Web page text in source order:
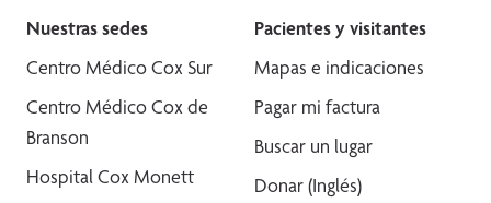
Nuestras sedes
Centro Médico Cox Sur
Centro Médico Cox de
Branson
Hospital Cox Monett
Pacientes y visitantes
Mapas e indicaciones
Pagar mi factura
Buscar un lugar
Donar (Inglés)